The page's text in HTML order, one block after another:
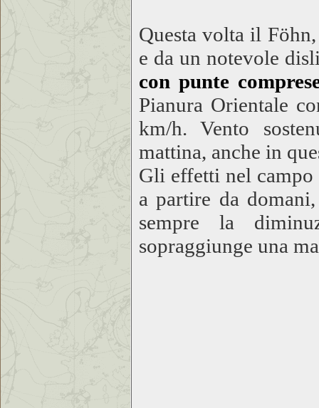
Questa volta il
e da un notevole
con punte
Pianura Orientale
km/h. Vento
mattina, anche in
Gli effetti nel campo
a partire da
sempre la
sopraggiunge una